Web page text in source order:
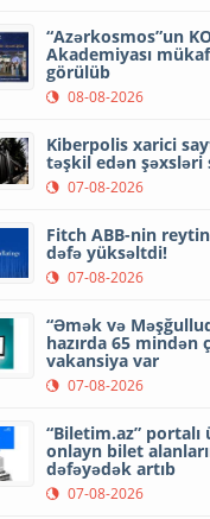
“Azərkosmos”un
Akademiyası
görülüb
08-08-2026
Kiberpolis xarici
təşkil edən şəxsləri
07-08-2026
Fitch ABB-nin
dəfə yüksəltdi!
07-08-2026
“Əmək və
hazırda 65 mindən
vakansiya var
07-08-2026
“Biletim.az” portalı
onlayn bilet
dəfəyədək artıb
07-08-2026